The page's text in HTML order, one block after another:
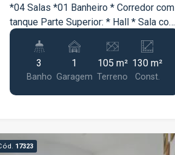
*04 Salas *01 Banheiro * Corredor com
tanque Parte Superior: * Hall * Sala com
sacada *Cozinha *Suíte * Banheiro *
3
Banho
1
Garagem
105 m²
Terreno
130 m²
Const.
17323